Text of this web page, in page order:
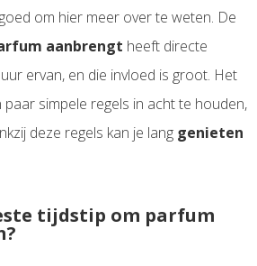
om hier meer over te weten. De
aanbrengt heeft directe
ervan, en die invloed is groot. Het
paar simpele regels in acht te houden,
deze regels kan je lang genieten
tijdstip om parfum